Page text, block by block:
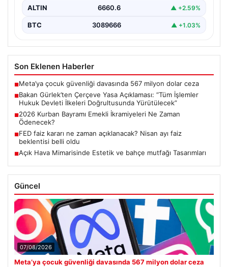
ALTIN 6660.6 ▲ +2.59%
BTC 3089666 ▲ +1.03%
Son Eklenen Haberler
■Meta’ya çocuk güvenliği davasında 567 milyon dolar ceza
■Bakan Gürlek’ten Çerçeve Yasa Açıklaması: “Tüm İşlemler
Hukuk Devleti İlkeleri Doğrultusunda Yürütülecek”
■2026 Kurban Bayramı Emekli İkramiyeleri Ne Zaman
Ödenecek?
■FED faiz kararı ne zaman açıklanacak? Nisan ayı faiz
beklentisi belli oldu
■Açık Hava Mimarisinde Estetik ve bahçe mutfağı Tasarımları
Güncel
07/08/2026
Meta’ya çocuk güvenliği davasında 567 milyon dolar ceza